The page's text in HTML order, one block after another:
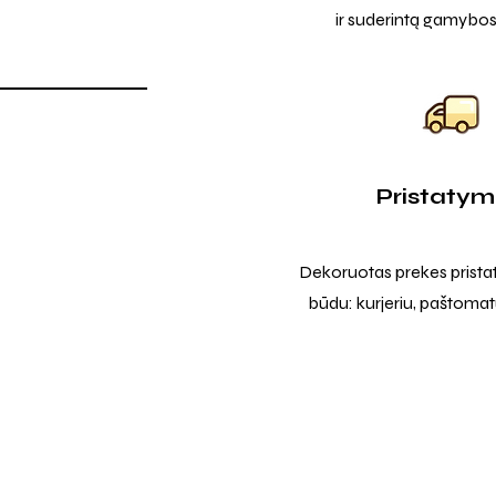
ir suderintą
Dekoruotas prekes
būdu: kurjeriu,